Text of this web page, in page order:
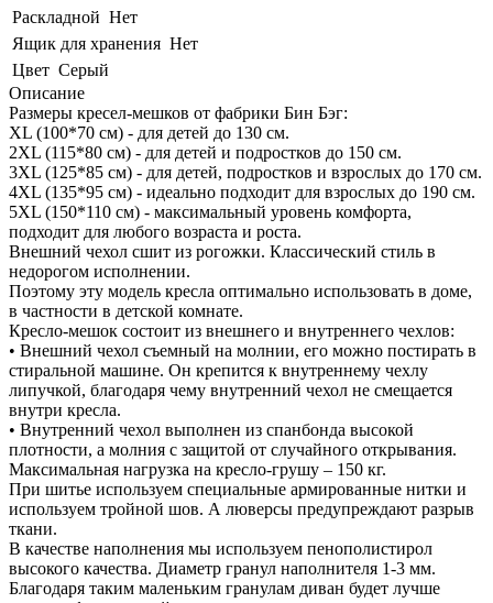
Раскладной Нет
Ящик для хранения Нет
Цвет Серый
Описание
Размеры кресел-мешков от фабрики Бин Бэг:
XL (100*70 см) - для детей до 130 см.
2XL (115*80 см) - для детей и подростков до 150 см.
3XL (125*85 см) - для детей, подростков и взрослых до 170 см.
4XL (135*95 см) - идеально подходит для взрослых до 190 см.
5XL (150*110 см) - максимальный уровень комфорта,
подходит для любого возраста и роста.
Внешний чехол сшит из рогожки. Классический стиль в
недорогом исполнении.
Поэтому эту модель кресла оптимально использовать в доме,
в частности в детской комнате.
Кресло-мешок состоит из внешнего и внутреннего чехлов:
• Внешний чехол съемный на молнии, его можно постирать в
стиральной машине. Он крепится к внутреннему чехлу
липучкой, благодаря чему внутренний чехол не смещается
внутри кресла.
• Внутренний чехол выполнен из спанбонда высокой
плотности, а молния с защитой от случайного открывания.
Максимальная нагрузка на кресло-грушу – 150 кг.
При шитье используем специальные армированные нитки и
используем тройной шов. А люверсы предупреждают разрыв
ткани.
В качестве наполнения мы используем пенополистирол
высокого качества. Диаметр гранул наполнителя 1-3 мм.
Благодаря таким маленьким гранулам диван будет лучше